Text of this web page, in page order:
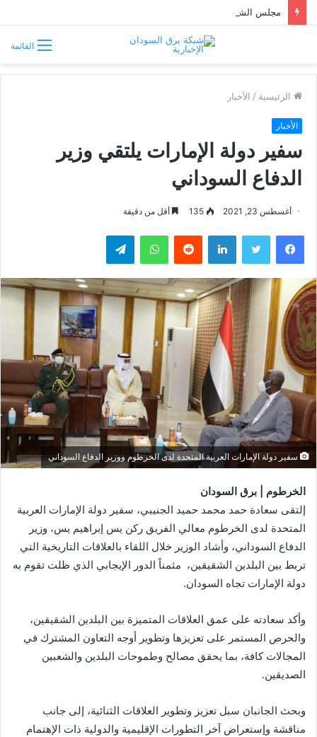
القائمة
الرئيسية / الأخبار
الأخبار
سفير دولة الإمارات يلتقي وزير
الدفاع السوداني
أغسطس 23, 2021 135 أقل من دقيقة
فيسبوك تويتر لينكدإن واتساب تيلقرام
سفير دولة الإمارات العربية المتحدة لدى الخرطوم ووزير الدفاع السوداني
الخرطوم | برق السودان
إلتقى سعادة حمد محمد حميد الجنيبي، سفير دولة الإمارات العربية
المتحدة لدى الخرطوم معالي الفريق ركن يس إبراهيم يس، وزير
الدفاع السوداني، وأشاد الوزير خلال اللقاء بالعلاقات التاريخية التي
تربط بين البلدين الشقيقين، مثمناً الدور الإيجابي الذي ظلت تقوم به
دولة الإمارات تجاه السودان.
وأكد سعادته على عمق العلاقات المتميزة بين البلدين الشقيقين،
والحرص المستمر على تعزيزها وتطوير أوجه التعاون المشترك في
المجالات كافة، بما يحقق مصالح وطموحات البلدين والشعبين
الصديقين.
وبحث الجانبان سبل تعزيز وتطوير العلاقات الثنائية، إلى جانب
مناقشة وإستعراض آخر التطورات الإقليمية والدولية ذات الإهتمام